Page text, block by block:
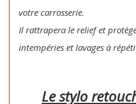
votre carrosserie.
Il rattrapera le relief et
intempéries et lavages à
Le stylo